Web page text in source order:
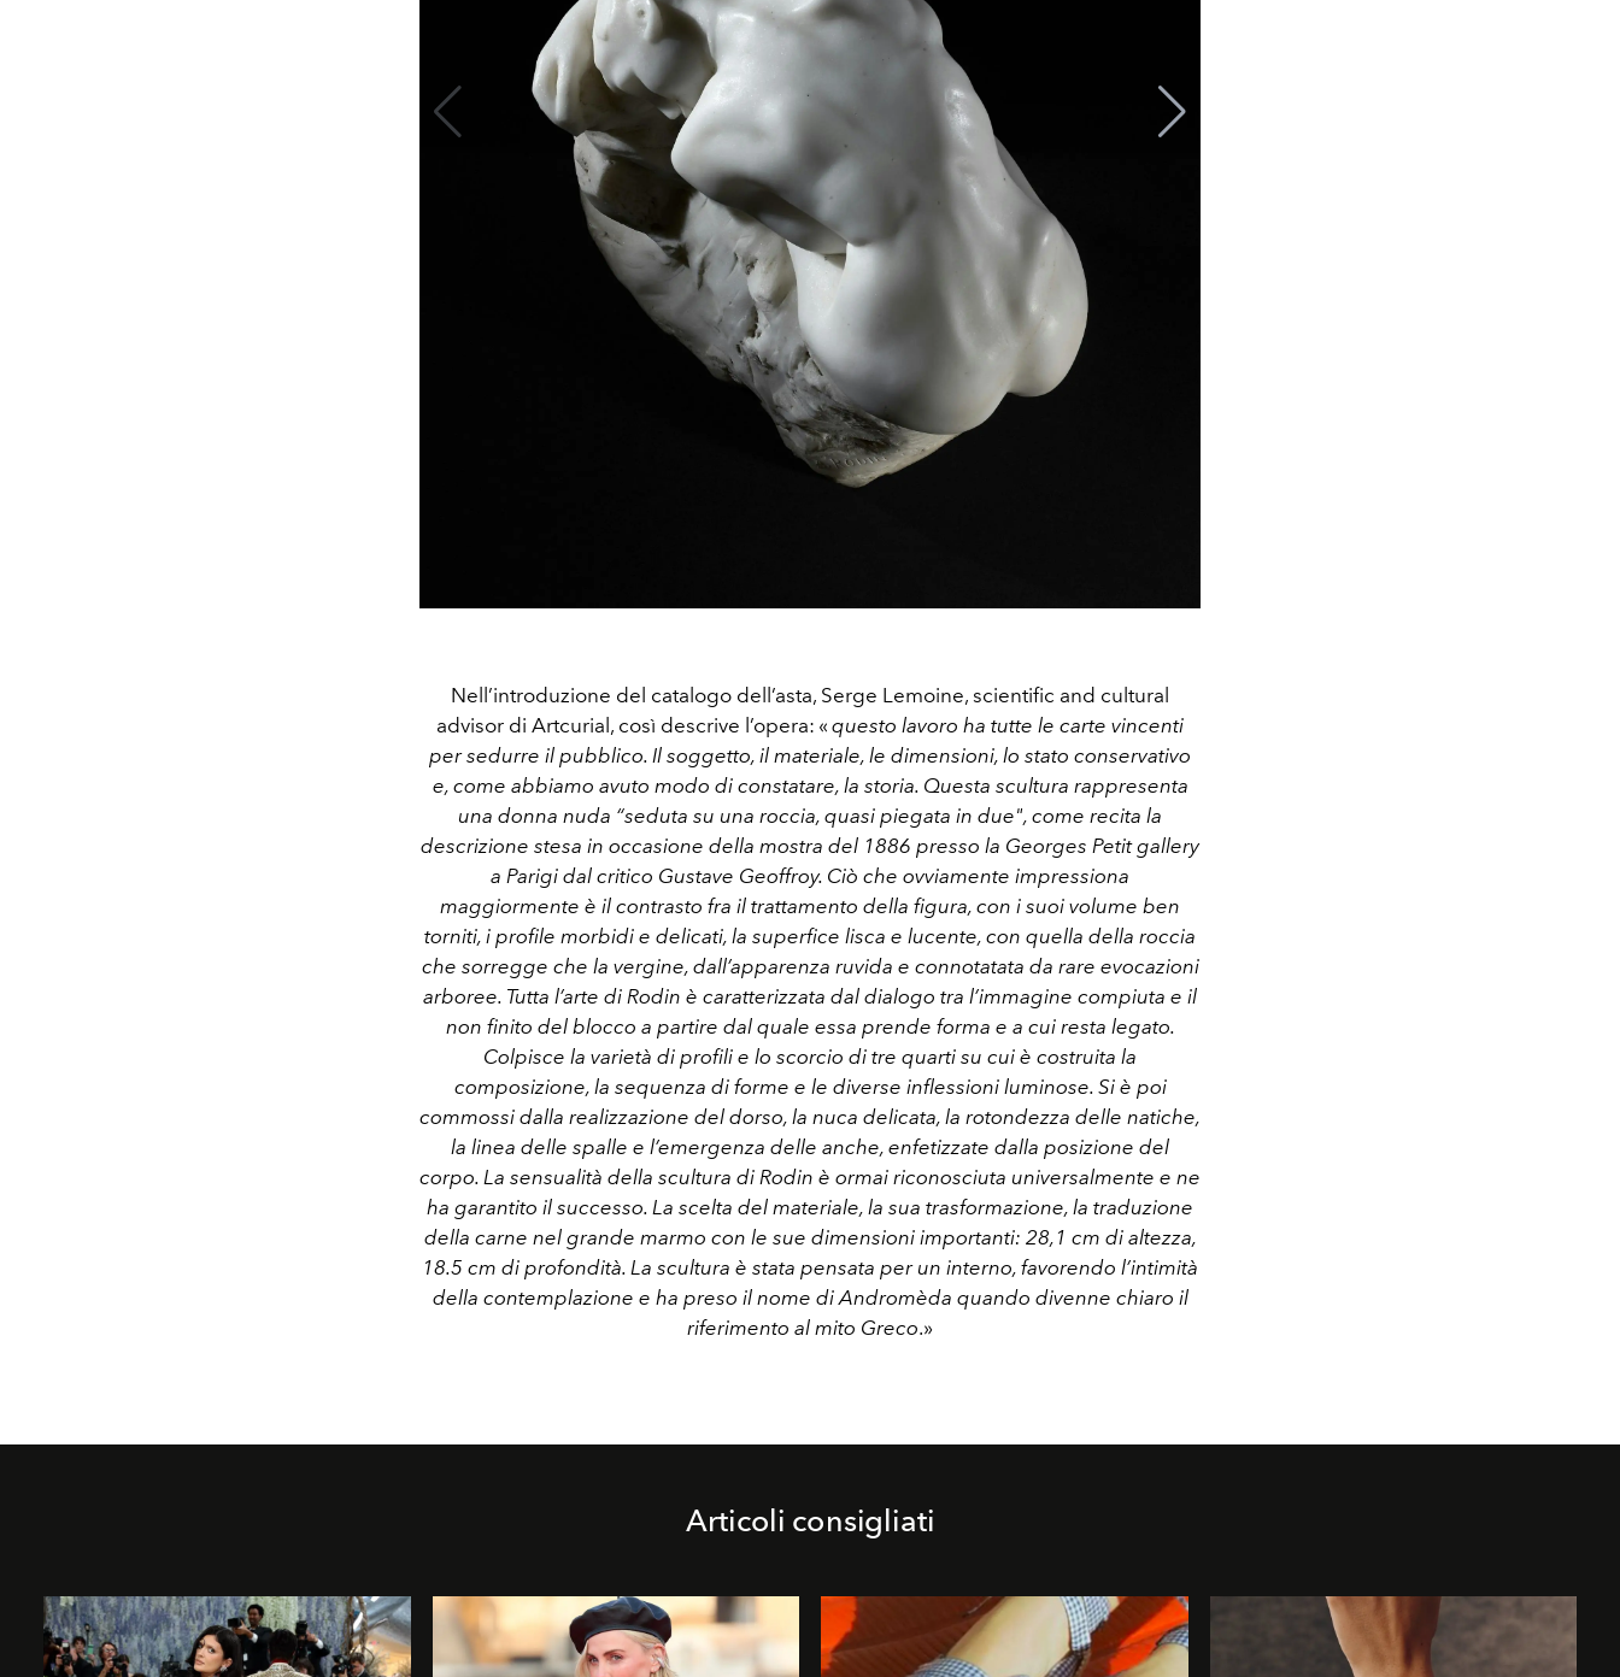
Nell’introduzione del catalogo dell’asta, Serge Lemoine, scientific and cultural
advisor di Artcurial, così descrive l’opera: « questo lavoro ha tutte le carte vincenti
per sedurre il pubblico. Il soggetto, il materiale, le dimensioni, lo stato conservativo
e, come abbiamo avuto modo di constatare, la storia. Questa scultura rappresenta
una donna nuda “seduta su una roccia, quasi piegata in due", come recita la
descrizione stesa in occasione della mostra del 1886 presso la Georges Petit gallery
a Parigi dal critico Gustave Geoffroy. Ciò che ovviamente impressiona
maggiormente è il contrasto fra il trattamento della figura, con i suoi volume ben
torniti, i profile morbidi e delicati, la superfice lisca e lucente, con quella della roccia
che sorregge che la vergine, dall’apparenza ruvida e connotatata da rare evocazioni
arboree. Tutta l’arte di Rodin è caratterizzata dal dialogo tra l’immagine compiuta e il
non finito del blocco a partire dal quale essa prende forma e a cui resta legato.
Colpisce la varietà di profili e lo scorcio di tre quarti su cui è costruita la
composizione, la sequenza di forme e le diverse inflessioni luminose. Si è poi
commossi dalla realizzazione del dorso, la nuca delicata, la rotondezza delle natiche,
la linea delle spalle e l’emergenza delle anche, enfetizzate dalla posizione del
corpo. La sensualità della scultura di Rodin è ormai riconosciuta universalmente e ne
ha garantito il successo. La scelta del materiale, la sua trasformazione, la traduzione
della carne nel grande marmo con le sue dimensioni importanti: 28,1 cm di altezza,
18.5 cm di profondità. La scultura è stata pensata per un interno, favorendo l’intimità
della contemplazione e ha preso il nome di Andromèda quando divenne chiaro il
riferimento al mito Greco.»
Articoli consigliati